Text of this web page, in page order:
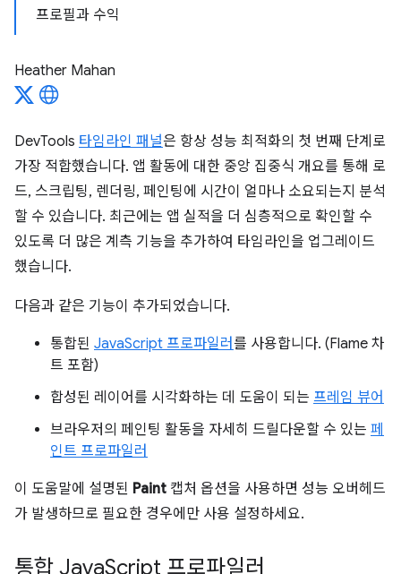
프로필과 수익
Heather Mahan
DevTools 타임라인 패널은 항상 성능 최적화의 첫 번째 단계로
가장 적합했습니다. 앱 활동에 대한 중앙 집중식 개요를 통해 로
드, 스크립팅, 렌더링, 페인팅에 시간이 얼마나 소요되는지 분석
할 수 있습니다. 최근에는 앱 실적을 더 심층적으로 확인할 수
있도록 더 많은 계측 기능을 추가하여 타임라인을 업그레이드
했습니다.
다음과 같은 기능이 추가되었습니다.
통합된 JavaScript 프로파일러 를 사용합니다. (Flame 차
트 포함)
합성된 레이어를 시각화하는 데 도움이 되는 프레임 뷰어
브라우저의 페인팅 활동을 자세히 드릴다운할 수 있는 페
인트 프로파일러
이 도움말에 설명된 Paint 캡처 옵션을 사용하면 성능 오버헤드
가 발생하므로 필요한 경우에만 사용 설정하세요.
통합 JavaScript 프로파일러